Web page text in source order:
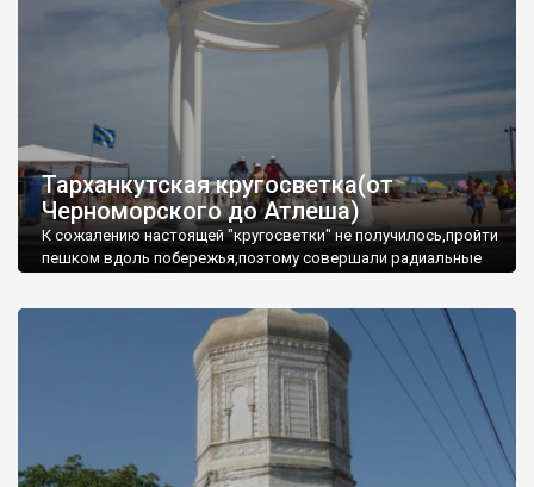
Тарханкутская кругосветка(от
Черноморского до Атлеша)
К сожалению настоящей "кругосветки" не получилось,пройти
пешком вдоль побережья,поэтому совершали радиальные